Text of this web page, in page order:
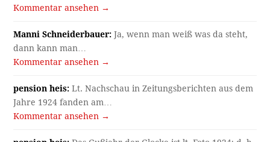
Kommentar ansehen →
Manni Schneiderbauer: Ja, wenn man weiß was da steht,
dann kann man…
Kommentar ansehen →
pension heis: Lt. Nachschau in Zeitungsberichten aus dem
Jahre 1924 fanden am…
Kommentar ansehen →